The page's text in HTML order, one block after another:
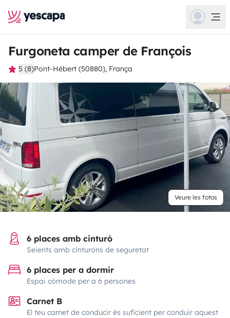
Furgoneta camper de François
5 (8)Pont-Hébert (50880), França
Veure les fotos
6 places amb cinturó
Seients amb cinturons de seguretat
6 places per a dormir
Espai còmode per a 6 persones
Carnet B
El teu carnet de conducir és suficient per conduir aquest